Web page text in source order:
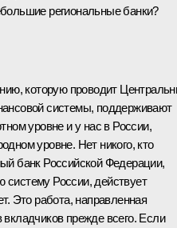
региональные банки?
которую проводит
системы, поддерживают
уровне и у нас в России,
уровне. Нет никого, кто
банк Российской Федерации,
России, действует
Это работа, направленная
вкладчиков прежде всего. Если